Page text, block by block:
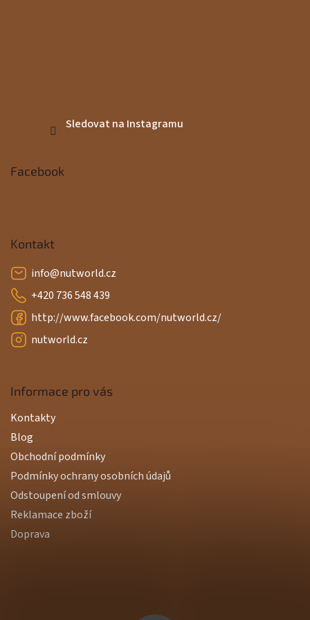
Sledovat na Instagramu
Facebook
Kontakt
info@nutworld.cz
+420 736 548 439
http://www.facebook.com/nutworld.cz/
nutworld.cz
Informace pro vás
Kontakty
Blog
Obchodní podmínky
Podmínky ochrany osobních údajů
Odstoupení od smlouvy
Reklamace zboží
Doprava